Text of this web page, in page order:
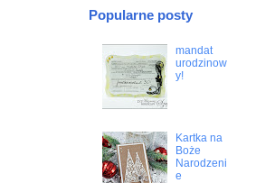
Popularne posty
mandat
urodzinow
y!
Kartka na
Boże
Narodzeni
e